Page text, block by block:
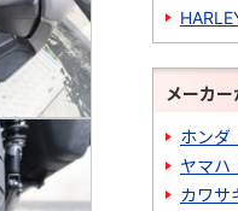
メーカ
ホンダ
ヤマハ
カワサ